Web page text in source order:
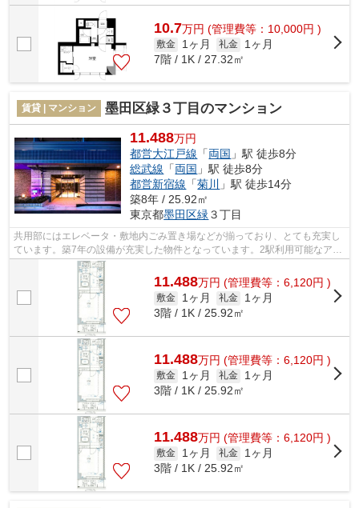
10.7万円 (管理費等：10,000円 )
敷金 1ヶ月 礼金
1ヶ月
7階 / 1K / 27.32㎡
賃貸 | マンション 墨田区緑３丁目のマンション
11.488万円
都営大江戸線 「両国 」駅 徒歩8分
総武線 「両国 」駅 徒歩8分
都営新宿線 「菊川 」駅 徒歩14分
築8年 / 25.92㎡
東京都墨田区緑 ３丁目
共用部にはエレベータ・敷地内ごみ置き場などが揃っており、とても充実し
ています。築7年の設備が充実した物件となっています。2駅利用可能なアク
セスの良いマンションです。スタイリ...
11.488万円 (管理費等：6,120円 )
敷金 1ヶ月 礼金
1ヶ月
3階 / 1K / 25.92㎡
11.488万円 (管理費等：6,120円 )
敷金 1ヶ月 礼金
1ヶ月
3階 / 1K / 25.92㎡
11.488万円 (管理費等：6,120円 )
敷金 1ヶ月 礼金
1ヶ月
3階 / 1K / 25.92㎡